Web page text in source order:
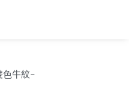
色牛紋-